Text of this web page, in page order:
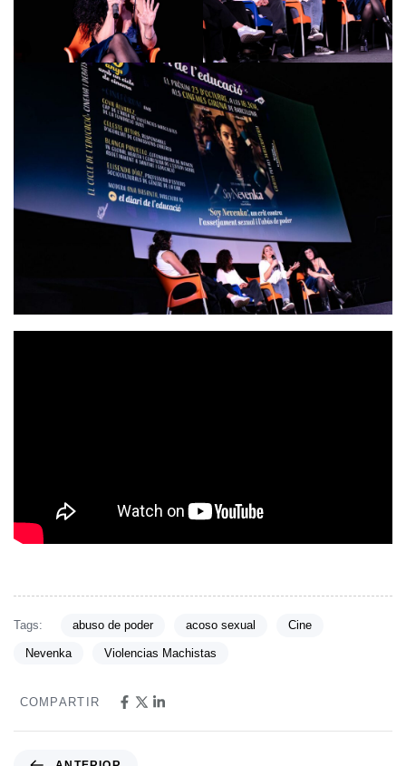
Tags: abuso de poder acoso sexual Cine
Nevenka Violencias Machistas
COMPARTIR